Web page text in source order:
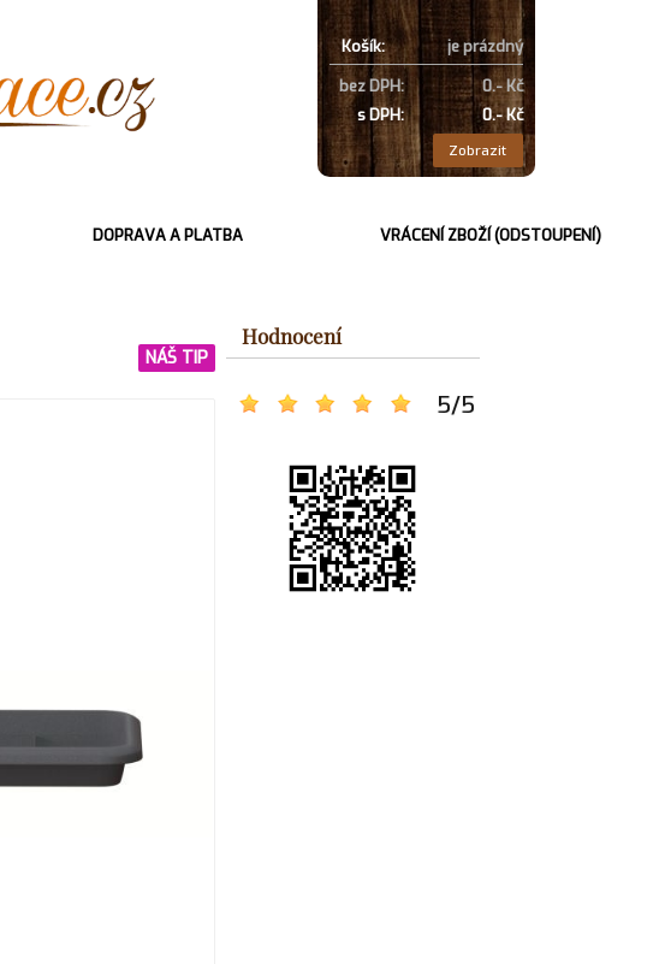
Košík:
je prázdný
bez DPH:
0.- Kč
s DPH:
0.- Kč
Zobrazit
DOPRAVA A PLATBA VRÁCENÍ ZBOŽÍ (ODSTOUPENÍ)
Hodnocení
5/5
NÁŠ TIP